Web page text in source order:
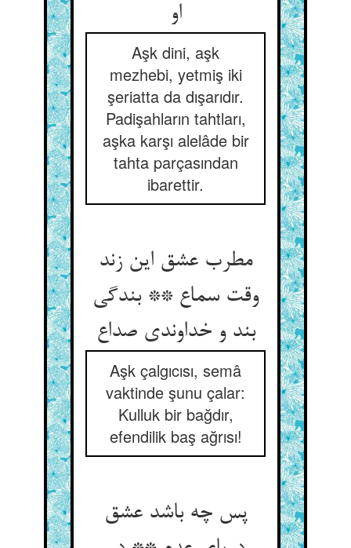
او
Aşk dini, aşk
mezhebi, yetmiş iki
şeriatta da dışarıdır.
Padişahların tahtları,
aşka karşı alelâde bir
tahta parçasından
ibarettir.
مطرب عشق این زند
وقت سماع ** بندگی
بند و خداوندی صداع
Aşk çalgıcısı, semâ
vaktinde şunu çalar:
Kulluk bir bağdır,
efendilik baş ağrısı!
پس چه باشد عشق